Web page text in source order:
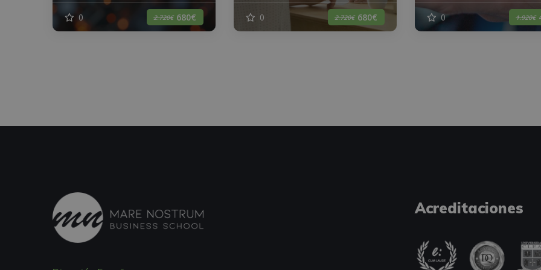
0 2.720€ 680€ 0 2.720€ 680€ 0 1.920€
Acreditaciones